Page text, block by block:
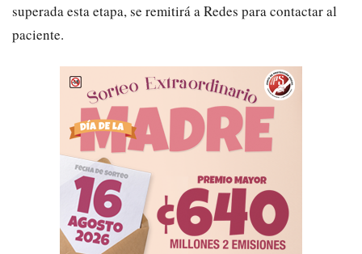
superada esta etapa, se remitirá a Redes para contactar al
paciente.